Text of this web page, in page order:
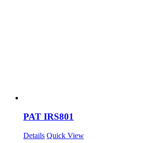
PAT IRS801
Details Quick View